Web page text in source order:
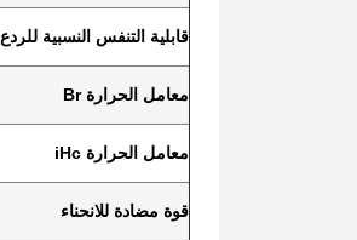
قابلية التنفس النسبية للردع
معامل الحرارة Br
معامل الحرارة iHc
قوة مضادة للانحناء